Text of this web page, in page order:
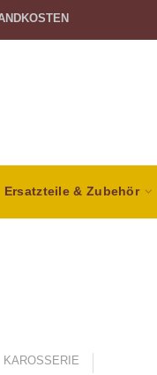
Ersatzteile & Zubehör
KAROSSERIE